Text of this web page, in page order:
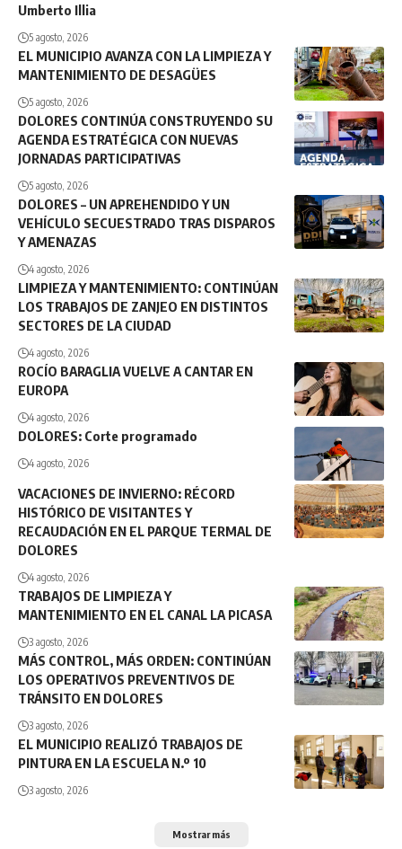
Umberto Illia
5 agosto, 2026
EL MUNICIPIO AVANZA CON LA LIMPIEZA Y
MANTENIMIENTO DE DESAGÜES
5 agosto, 2026
DOLORES CONTINÚA CONSTRUYENDO SU
AGENDA ESTRATÉGICA CON NUEVAS
JORNADAS PARTICIPATIVAS
5 agosto, 2026
DOLORES – UN APREHENDIDO Y UN
VEHÍCULO SECUESTRADO TRAS DISPAROS
Y AMENAZAS
4 agosto, 2026
LIMPIEZA Y MANTENIMIENTO: CONTINÚAN
LOS TRABAJOS DE ZANJEO EN DISTINTOS
SECTORES DE LA CIUDAD
4 agosto, 2026
ROCÍO BARAGLIA VUELVE A CANTAR EN
EUROPA
4 agosto, 2026
DOLORES: Corte programado
4 agosto, 2026
VACACIONES DE INVIERNO: RÉCORD
HISTÓRICO DE VISITANTES Y
RECAUDACIÓN EN EL PARQUE TERMAL DE
DOLORES
4 agosto, 2026
TRABAJOS DE LIMPIEZA Y
MANTENIMIENTO EN EL CANAL LA PICASA
3 agosto, 2026
MÁS CONTROL, MÁS ORDEN: CONTINÚAN
LOS OPERATIVOS PREVENTIVOS DE
TRÁNSITO EN DOLORES
3 agosto, 2026
EL MUNICIPIO REALIZÓ TRABAJOS DE
PINTURA EN LA ESCUELA N.º 10
3 agosto, 2026
Mostrar más